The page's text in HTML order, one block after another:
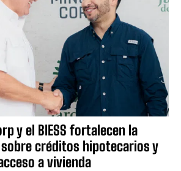
y el BIESS fortalecen la
créditos hipotecarios y
a vivienda